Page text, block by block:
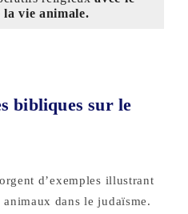
la vie animale.
bibliques sur le
d’exemples illustrant
dans le judaïsme.